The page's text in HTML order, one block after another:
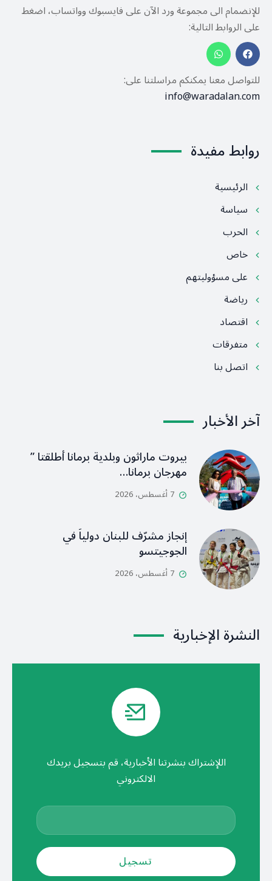
للإنضمام الى مجموعة ورد الآن على فايسبوك وواتساب، اضغط
على الروابط التالية:
للتواصل معنا يمكنكم مراسلتنا على:
info@waradalan.com
روابط مفيدة
الرئيسية
سياسة
الحرب
خاص
على مسؤوليتهم
رياضة
اقتصاد
متفرقات
اتصل بنا
آخر الأخبار
بيروت ماراثون وبلدية برمانا أطلقتا ”
مهرجان برمانا…
7 أغسطس، 2026
إنجاز مشرّف للبنان دولياً في
الجوجيتسو
7 أغسطس، 2026
النشرة الإخبارية
اللإشتراك بنشرتنا الأخبارية، قم بتسجيل بريدك
الالكتروني